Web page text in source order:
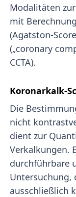
Modalitäten
mit
(Agatston-
(„coronary
CCTA).
Koronarkalk-
Die
nicht
dient zur
Verkalkungen.
durchführbare
Untersuchung,
ausschließlich